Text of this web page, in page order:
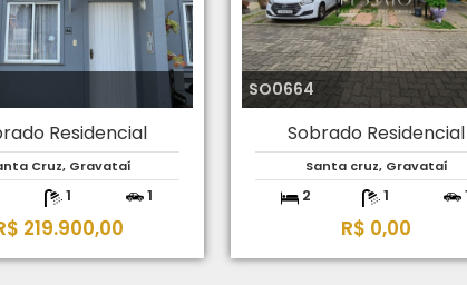
Residencial
Cruz, Gravataí
1 1
219.900,00
SO0664
Sobrado Residencial
Santa cruz, Gravataí
2 1
R$ 0,00